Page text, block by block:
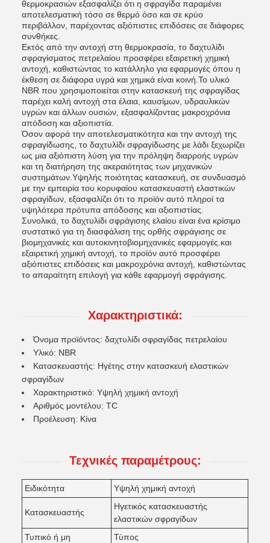
θερμοκρασιών εξασφαλίζει ότι η σφραγίδα παραμένει
αποτελεσματική τόσο σε θερμό όσο και σε κρύο
περιβάλλον, παρέχοντας αξιόπιστες επιδόσεις σε διάφορες
συνθήκες.
Εκτός από την αντοχή στη θερμοκρασία, το δαχτυλίδι
σφραγίσματος πετρελαίου προσφέρει εξαιρετική χημική
αντοχή, καθιστώντας το κατάλληλο για εφαρμογές όπου η
έκθεση σε διάφορα υγρά και χημικά είναι κοινή.Το υλικό
NBR που χρησιμοποιείται στην κατασκευή της σφραγίδας
παρέχει καλή αντοχή στα έλαια, καυσίμων, υδραυλικών
υγρών και άλλων ουσιών, εξασφαλίζοντας μακροχρόνια
απόδοση και αξιοπιστία.
Όσον αφορά την αποτελεσματικότητα και την αντοχή της
σφραγίδωσης, το δαχτυλίδι σφραγίδωσης με λάδι ξεχωρίζει
ως μια αξιόπιστη λύση για την πρόληψη διαρροής υγρών
και τη διατήρηση της ακεραιότητας των μηχανικών
συστημάτων.Υψηλής ποιότητας κατασκευή, σε συνδυασμό
με την εμπειρία του κορυφαίου κατασκευαστή ελαστικών
σφραγίδων, εξασφαλίζει ότι το προϊόν αυτό πληροί τα
υψηλότερα πρότυπα απόδοσης και αξιοπιστίας.
Συνολικά, το δαχτυλίδι σφράγισης ελαίου είναι ένα κρίσιμο
συστατικό για τη διασφάλιση της ορθής σφράγισης σε
βιομηχανικές και αυτοκινητοβιομηχανικές εφαρμογές.και
εξαιρετική χημική αντοχή, το προϊόν αυτό προσφέρει
αξιόπιστες επιδόσεις και μακροχρόνια αντοχή, καθιστώντας
το απαραίτητη επιλογή για κάθε εφαρμογή σφράγισης.
Χαρακτηριστικά:
Όνομα προϊόντος: δαχτυλίδι σφραγίδας πετρελαίου
Υλικό: NBR
Κατασκευαστής: Ηγέτης στην κατασκευή ελαστικών
σφραγίδων
Χαρακτηριστικό: Υψηλή χημική αντοχή
Αριθμός μοντέλου: TC
Προέλευση: Κίνα
Τεχνικές παραμέτρους:
Ειδικότητα Υψηλή χημική αντοχή
Κατασκευαστής
Ηγετικός κατασκευαστής
ελαστικών σφραγίδων
Τυπικό ή μη
Τύπος